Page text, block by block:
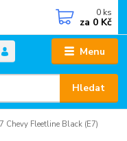
Menu
Hledat
0 ks
za 0 Kč
Chevy Fleetline Black (E7)